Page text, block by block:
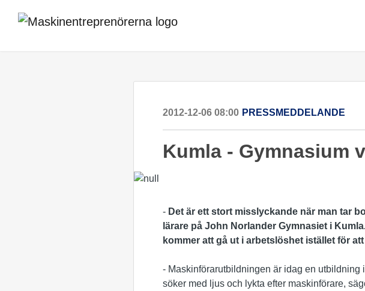
2012-12-06 08:00 PRESSMEDDELANDE
Kumla - Gymnasium
- Det är ett stort misslyckande när man tar
lärare på John Norlander Gymnasiet i
kommer att gå ut i arbetslöshet istället för
- Maskinförarutbildningen är idag en
söker med ljus och lykta efter maskinförare,